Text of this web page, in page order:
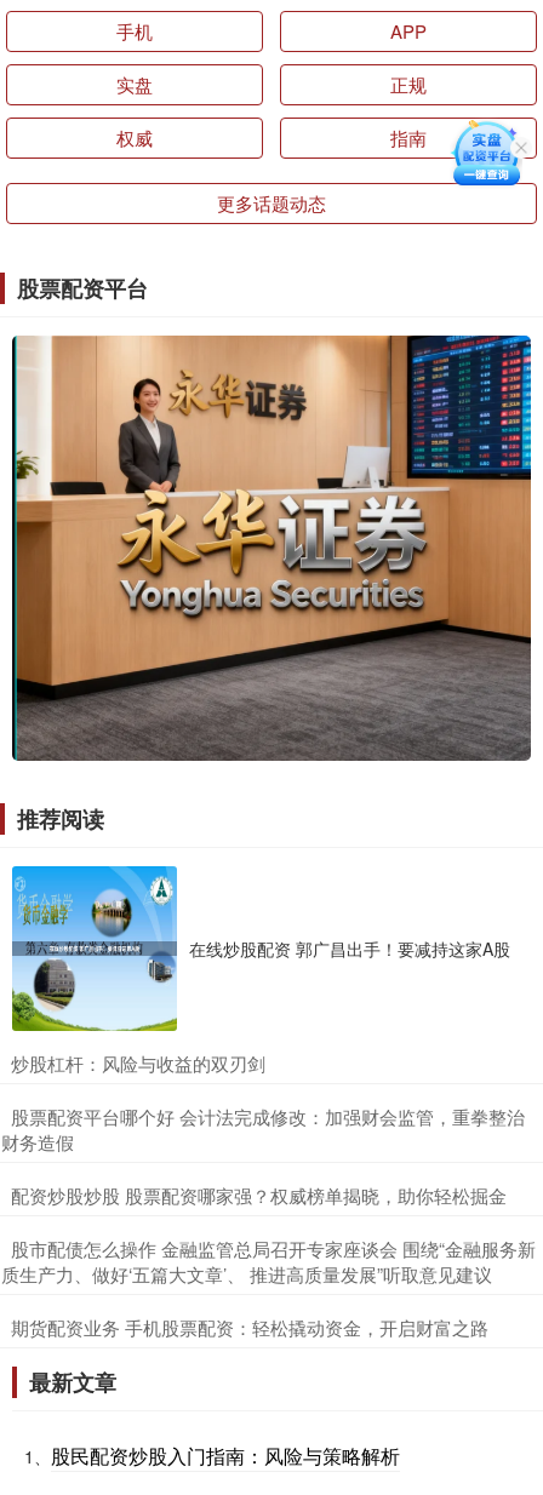
手机 APP
实盘 正规
权威 指南
更多话题动态
股票配资平台
推荐阅读
在线炒股配资 郭广昌出手！要减持这家A股
​炒股杠杆：风险与收益的双刃剑
​股票配资平台哪个好 会计法完成修改：加强财会监管，重拳整治
财务造假
​配资炒股炒股 股票配资哪家强？权威榜单揭晓，助你轻松掘金
​股市配债怎么操作 金融监管总局召开专家座谈会 围绕“金融服务新
质生产力、做好‘五篇大文章’、 推进高质量发展”听取意见建议
​期货配资业务 手机股票配资：轻松撬动资金，开启财富之路
最新文章
1、 股民配资炒股入门指南：风险与策略解析